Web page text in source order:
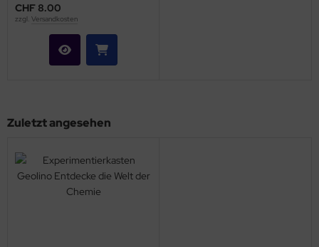
CHF 8.00
zzgl. Versandkosten
Zuletzt angesehen